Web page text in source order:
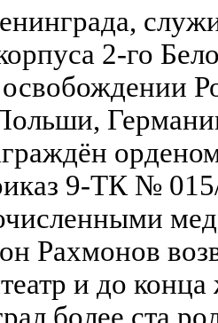
2-го
освобождении
9-ТК №
Рахмонов
и до конца
более ста